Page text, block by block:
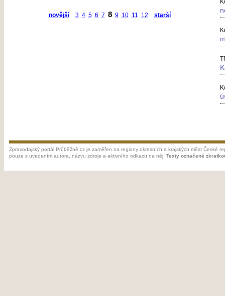
novější 3 4 5 6 7 8 9 10 11 12 starší
Zpravodajský portál Průběžně.cz je zaměřen na regiony okresních a krajských měst
pouze s uvedením autora, názvu zdroje a aktivního odkazu na něj. Texty označené